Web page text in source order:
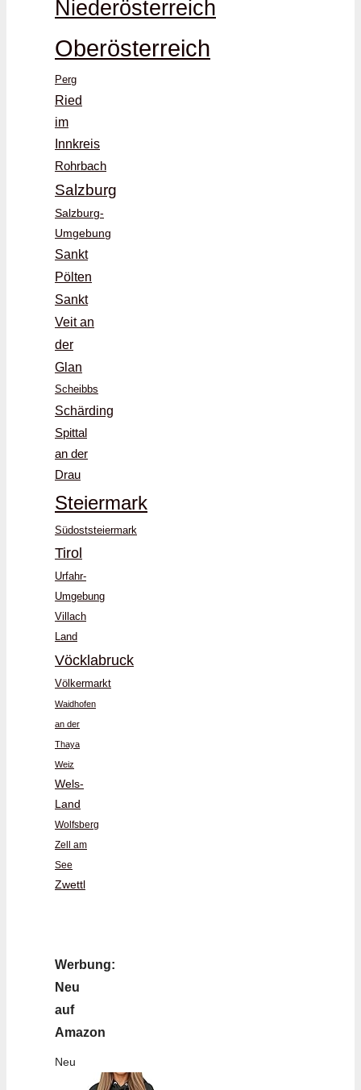
Niederösterreich
Oberösterreich
Perg
Ried
im
Innkreis
Rohrbach
Salzburg
Salzburg-
Umgebung
Sankt
Pölten
Sankt
Veit an
der
Glan
Scheibbs
Schärding
Spittal
an der
Drau
Steiermark
Südoststeiermark
Tirol
Urfahr-
Umgebung
Villach
Land
Vöcklabruck
Völkermarkt
Waidhofen
an der
Thaya
Weiz
Wels-
Land
Wolfsberg
Zell am
See
Zwettl
Werbung:
Neu
auf
Amazon
Neu